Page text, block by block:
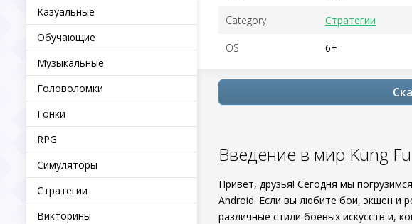
Казуальные
Обучающие
Музыкальные
Головоломки
Гонки
RPG
Симуляторы
Стратегии
Викторины
Category Стратегии
OS 6+
Введение в мир Kung
Привет, друзья! Сегодня мы
Android. Если вы любите бои, экшен и
различные стили боевых искусств и,